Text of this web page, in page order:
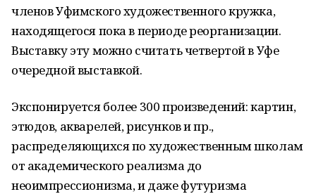
членов Уфимского художественного кружка,
находящегося пока в периоде реорганизации.
Выставку эту можно считать четвертой в Уфе
очередной выставкой.
Экспонируется более 300 произведений: картин,
этюдов, акварелей, рисунков и пр.,
распределяющихся по художественным школам
от академического реализма до
неоимпрессионизма, и даже футуризма